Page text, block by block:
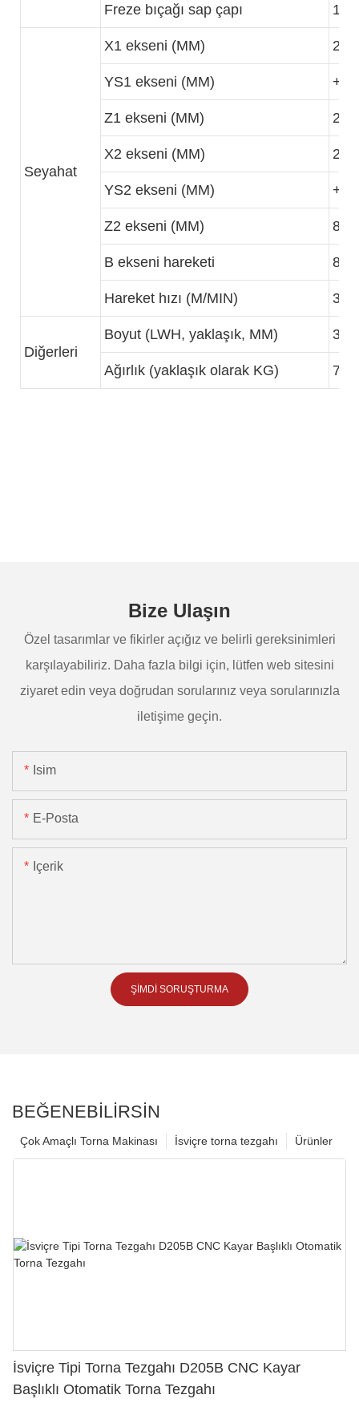
Freze bıçağı sap çapı 1-
Seyahat
X1 ekseni (MM) 225
YS1 ekseni (MM) +-
Z1 ekseni (MM) 265
X2 ekseni (MM) 225
YS2 ekseni (MM) +-
Z2 ekseni (MM) 810
B ekseni hareketi 800
Hareket hızı (M/MIN) 30
Diğerleri
Boyut (LWH, yaklaşık, MM)
Ağırlık (yaklaşık olarak KG)
Bize Ulaşın
Özel tasarımlar ve fikirler açığız ve belirli gereksinimleri
karşılayabiliriz. Daha fazla bilgi için, lütfen web sitesini
ziyaret edin veya doğrudan sorularınız veya sorularınızla
iletişime geçin.
Isim
E-Posta
Içerik
ŞIMDI SORUŞTURMA
BEĞENEBILIRSIN
Ürünler
İsviçre torna tezgahı
Çok Amaçlı Torna Makinası
İsviçre Tipi Torna Tezgahı D205B CNC Kayar
Başlıklı Otomatik Torna Tezgahı